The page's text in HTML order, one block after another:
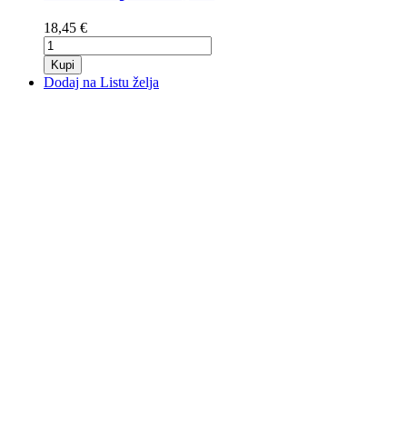
18,45 €
Kupi
Dodaj na Listu želja